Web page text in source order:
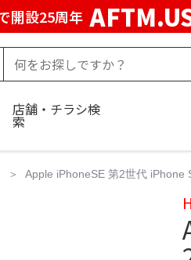
開設25周年
店舗・チラシ検
索
Apple iPhoneSE 第2世代 iPhone